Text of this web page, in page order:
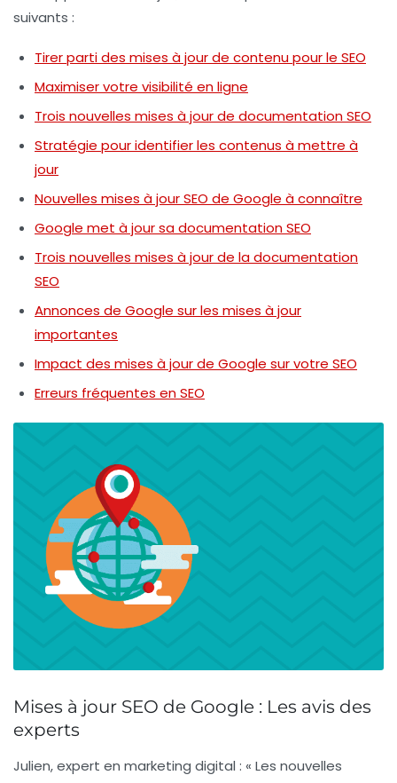
suivants :
Tirer parti des mises à jour de contenu pour le SEO
Maximiser votre visibilité en ligne
Trois nouvelles mises à jour de documentation SEO
Stratégie pour identifier les contenus à mettre à
jour
Nouvelles mises à jour SEO de Google à connaître
Google met à jour sa documentation SEO
Trois nouvelles mises à jour de la documentation
SEO
Annonces de Google sur les mises à jour
importantes
Impact des mises à jour de Google sur votre SEO
Erreurs fréquentes en SEO
Mises à jour SEO de Google : Les avis des
experts
Julien, expert en marketing digital : « Les nouvelles